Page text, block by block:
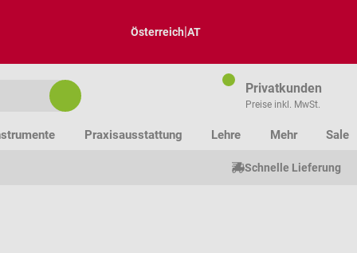
Österreich|AT
Privatkunden
Preise inkl. MwSt.
Praxisausstattung Lehre Mehr Sale
Schnelle Lieferung